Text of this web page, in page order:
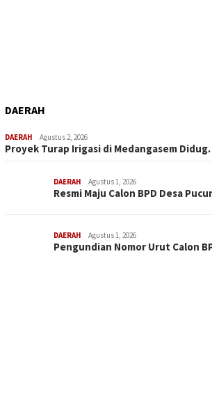
DAERAH
DAERAH Agustus 2, 2026
Proyek Turap Irigasi di Medangasem
DAERAH Agustus 1, 2026
Resmi Maju Calon BPD Desa
DAERAH Agustus 1, 2026
Pengundian Nomor Urut Calon